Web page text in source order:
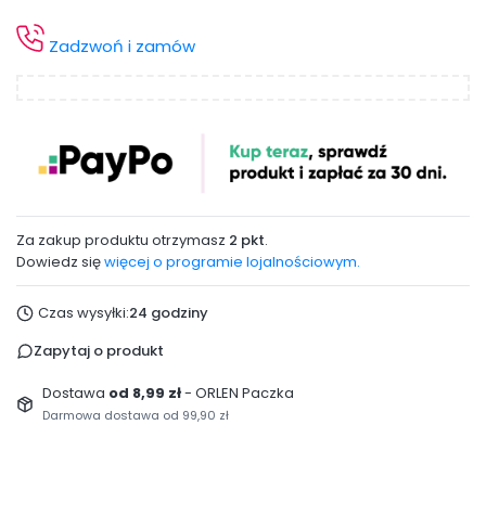
Zadzwoń i zamów
Za zakup produktu otrzymasz 2 pkt.
Dowiedz sięwięcej o programie lojalnościowym.
Czas wysyłki:24 godziny
Zapytaj o produkt
Dostawa od 8,99 zł- ORLEN Paczka
Darmowa dostawa od 99,90 zł